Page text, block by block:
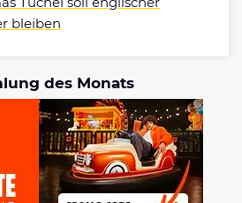
bleiben
des Monats